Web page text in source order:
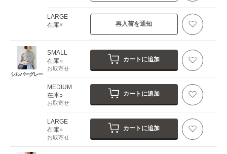
LARGE
在庫×
再入荷を通知
シルバーグレー
SMALL
在庫○
お取寄せ
カートに追加
MEDIUM
在庫○
お取寄せ
カートに追加
LARGE
在庫○
お取寄せ
カートに追加